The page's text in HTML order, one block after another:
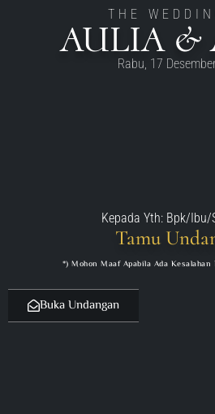
THE
AULIA &
Rabu, 17
Kepada Yth: Bpk/
Tamu
*) Mohon Maaf Apabila Ada
Buka Undangan